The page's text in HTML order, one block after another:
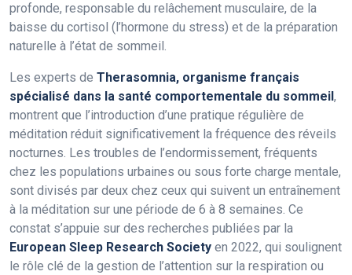
profonde, responsable du relâchement musculaire, de la
baisse du cortisol (l’hormone du stress) et de la préparation
naturelle à l’état de sommeil.
Les experts de Therasomnia, organisme français
spécialisé dans la santé comportementale du sommeil ,
montrent que l’introduction d’une pratique régulière de
méditation réduit significativement la fréquence des réveils
nocturnes. Les troubles de l’endormissement, fréquents
chez les populations urbaines ou sous forte charge mentale,
sont divisés par deux chez ceux qui suivent un entraînement
à la méditation sur une période de 6 à 8 semaines. Ce
constat s’appuie sur des recherches publiées par la
European Sleep Research Society en 2022, qui soulignent
le rôle clé de la gestion de l’attention sur la respiration ou